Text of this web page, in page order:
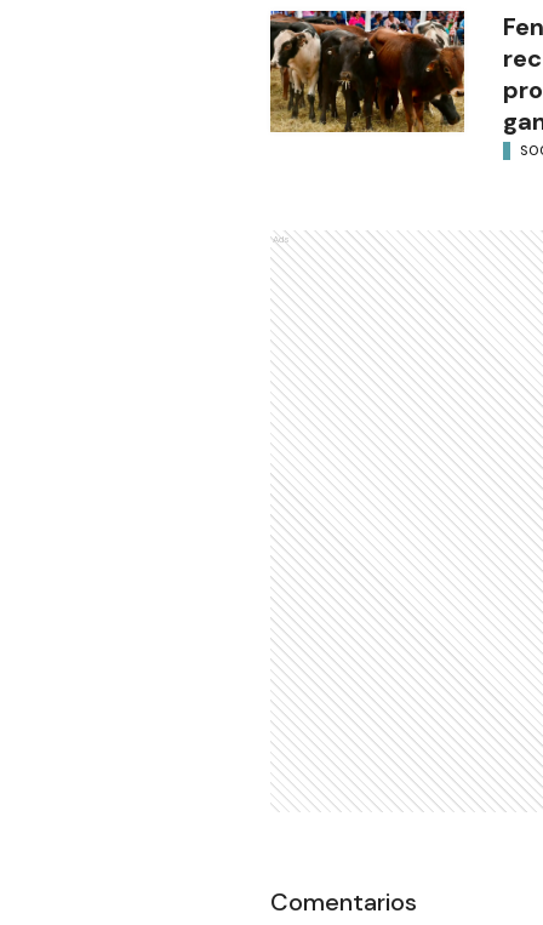
Ads
Comentarios